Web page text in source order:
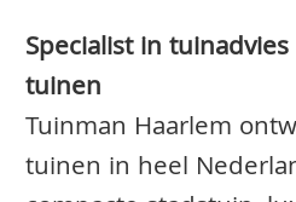
Specialist in
tuinen
Tuinman Haarlem
tuinen in heel